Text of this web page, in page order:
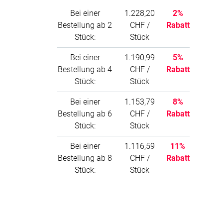
handelsübliche Standard-LEDs gleicher
Grösse ersetzen, die auch lokal
erhältlich sind. Die LEDs sind völlig
geräuschlos und verursachen kein
störendes Brummen während des
Betriebs.
Dimmbarkeit der Lampen:
Die im Set enthaltenen LEDs sind
standardmässig nicht dimmbar.
Allerdings können in Deutschland
dimmbare LEDs erworben und in das
auch die Option an, das Akustikpaneel
ohne Lampen zu liefern, besonders für
den US-Markt, wo andere elektrische
Spezifikationen (z.B. abweichende
Bei einer
Bestellung ab 2
Stück:
1.228,20
CHF /
Stück
2%
Rabatt
Bei einer
Bestellung ab 4
Stück:
1.190,99
CHF /
Stück
5%
Rabatt
Bei einer
Bestellung ab 6
Stück:
1.153,79
CHF /
Stück
8%
Rabatt
Bei einer
Bestellung ab 8
Stück:
1.116,59
CHF /
Stück
11%
Rabatt